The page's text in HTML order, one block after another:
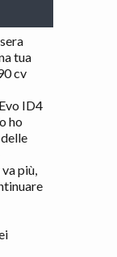
tua
cv
ID4
ho
più,